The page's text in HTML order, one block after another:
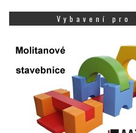
Vybavení pro